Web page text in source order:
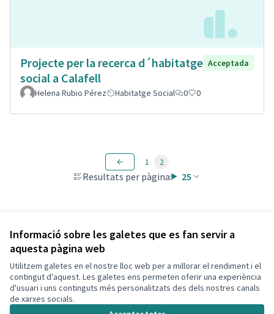
Informació sobre les galetes que es fan servir a
aquesta pàgina web
Utilitzem galetes en el nostre lloc web per a millorar el rendiment i el
contingut d'aquest. Les galetes ens permeten oferir una experiència
d'usuari i uns continguts més personalitzats des dels nostres canals
de xarxes socials.
Projecte per la recerca d´habitatge
social a Calafell
Acceptada
Helena Rubio Pérez Habitatge Social 0 0
Resultats per pàgina: 25
1 2
Veure totes les propostes retirades
Termes i condicions d'ús
Configuració de les galetes
Decidim Calafell a X
(Enllaç extern)
Decidim Calafell a Facebook
Decidim Calafell a YouTube
Decidim Calafell a GitHub
(Enllaç extern)